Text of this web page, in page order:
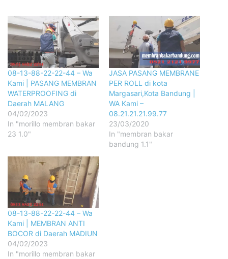
08-13-88-22-22-44 – Wa
Kami | PASANG MEMBRAN
WATERPROOFING di
Daerah MALANG
04/02/2023
In "morillo membran bakar
23 1.0"
JASA PASANG MEMBRANE
PER ROLL di kota
Margasari,Kota Bandung |
WA Kami –
08.21.21.21.99.77
23/03/2020
In "membran bakar
bandung 1.1"
08-13-88-22-22-44 – Wa
Kami | MEMBRAN ANTI
BOCOR di Daerah MADIUN
04/02/2023
In "morillo membran bakar